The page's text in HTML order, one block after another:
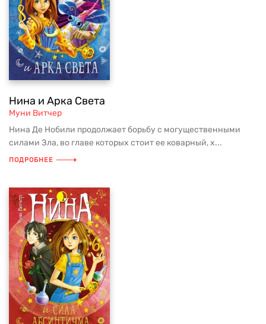
Нина и Арка Света
Муни Витчер
Нина Де Нобили продолжает борьбу с могущественными
силами Зла, во главе которых стоит ее коварный, х...
ПОДРОБНЕЕ